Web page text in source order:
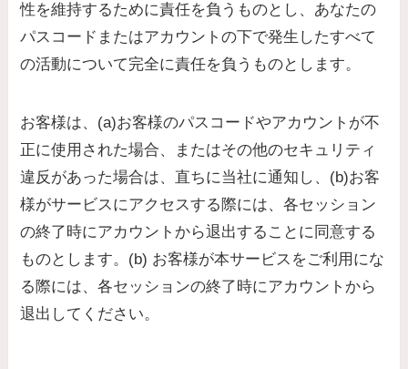
性を維持するために責任を負うものとし、あなたの
パスコードまたはアカウントの下で発生したすべて
の活動について完全に責任を負うものとします。
お客様は、(a)お客様のパスコードやアカウントが不
正に使用された場合、またはその他のセキュリティ
違反があった場合は、直ちに当社に通知し、(b)お客
様がサービスにアクセスする際には、各セッション
の終了時にアカウントから退出することに同意する
ものとします。(b) お客様が本サービスをご利用にな
る際には、各セッションの終了時にアカウントから
退出してください。